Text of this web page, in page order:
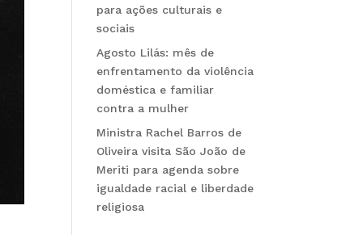
para ações culturais e
sociais
Agosto Lilás: mês de
enfrentamento da violência
doméstica e familiar
contra a mulher
Ministra Rachel Barros de
Oliveira visita São João de
Meriti para agenda sobre
igualdade racial e liberdade
religiosa